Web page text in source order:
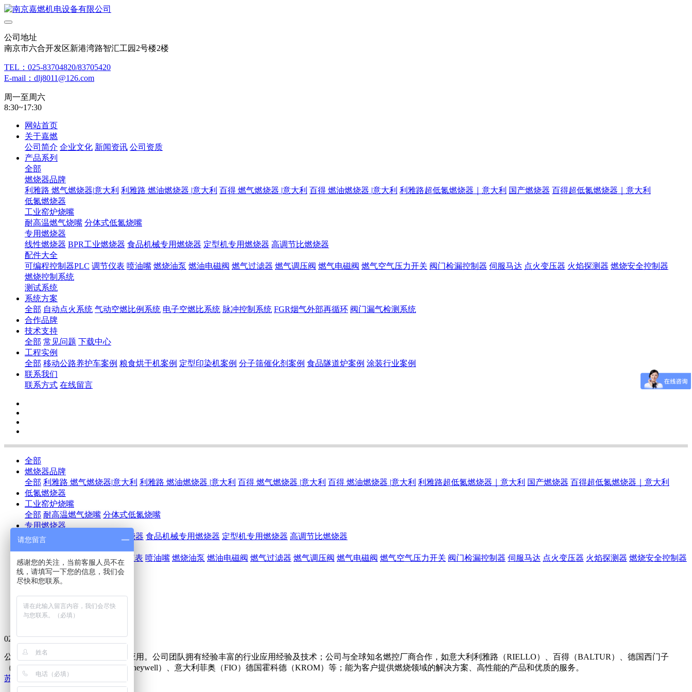
公司地址
南京市六合开发区新港湾路智汇工园2号楼2楼
TEL：025-83704820/83705420
E-mail：dlj8011@126.com
周一至周六
8:30~17:30
网站首页
关于嘉燃
公司简介 企业文化 新闻资讯 公司资质
产品系列
全部
燃烧器品牌
利雅路 燃气燃烧器|意大利 利雅路 燃油燃烧器 |意大利 百得 燃气燃烧器 |意大利 百得 燃油燃烧器 |意大利 利雅路超低氮燃烧器｜意大利 国产燃烧器 百得超低氮燃烧器｜意大利
低氮燃烧器
工业窑炉烧嘴
耐高温燃气烧嘴 分体式低氮烧嘴
专用燃烧器
线性燃烧器 BPR工业燃烧器 食品机械专用燃烧器 定型机专用燃烧器 高调节比燃烧器
配件大全
可编程控制器PLC 调节仪表 喷油嘴 燃烧油泵 燃油电磁阀 燃气过滤器 燃气调压阀 燃气电磁阀 燃气空气压力开关 阀门检漏控制器 伺服马达 点火变压器 火焰探测器 燃烧安全控制器
燃烧控制系统
测试系统
系统方案
全部 自动点火系统 气动空燃比例系统 电子空燃比系统 脉冲控制系统 FGR烟气外部再循环 阀门漏气检测系统
合作品牌
技术支持
全部 常见问题 下载中心
工程实例
全部 移动公路养护车案例 粮食烘干机案例 定型印染机案例 分子筛催化剂案例 食品隧道炉案例 涂装行业案例
联系我们
联系方式 在线留言
全部
燃烧器品牌
全部 利雅路 燃气燃烧器|意大利 利雅路 燃油燃烧器 |意大利 百得 燃气燃烧器 |意大利 百得 燃油燃烧器 |意大利 利雅路超低氮燃烧器｜意大利 国产燃烧器 百得超低氮燃烧器｜意大利
低氮燃烧器
工业窑炉烧嘴
全部 耐高温燃气烧嘴 分体式低氮烧嘴
专用燃烧器
全部 线性燃烧器 BPR工业燃烧器 食品机械专用燃烧器 定型机专用燃烧器 高调节比燃烧器
全部
可编程控制器PLC 调节仪表 喷油嘴 燃烧油泵 燃油电磁阀 燃气过滤器 燃气调压阀 燃气电磁阀 燃气空气压力开关 阀门检漏控制器 伺服马达 点火变压器 火焰探测器 燃烧安全控制器
燃烧控制系统
全部 测试系统
推荐
热门
最新
025-83704820/83705420
公司专业致力于燃烧系统的设计及应用。公司团队拥有经验丰富的行业应用经验及技术；公司与全球知名燃控厂商合作，如意大利利雅路（RIELLO）、百得（BALTUR）、德国西门子
（SIEMENS），美国霍尼韦尔（Honeywell）、意大利菲奥（FIO）德国霍科德（KROM）等；能为客户提供燃烧领域的解决方案、高性能的产品和优质的服务。
苏ICP备16033135号-1
请您留言
感谢您的关注，当前客服人员不在
线，请填写一下您的信息，我们会
尽快和您联系。